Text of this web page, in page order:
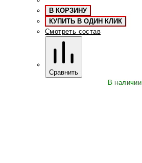
В КОРЗИНУ
КУПИТЬ В ОДИН КЛИК
Смотреть состав
Сравнить
В наличии